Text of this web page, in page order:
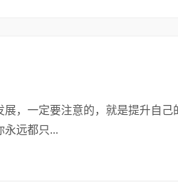
一定要注意的，就是提升自己
永远都只...